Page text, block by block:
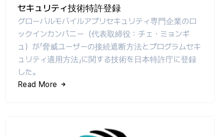
セキュリティ技術特許登録
グローバルモバイルアプリセキュリティ専門企業のロ
ックインカンパニー（代表取締役：チェ・ミョンギ
ュ）が「脅威ユーザーの接続遮断方法とプログラムセキ
ュリティ適用方法」に関する技術を日本特許庁に登録
した。
Read More